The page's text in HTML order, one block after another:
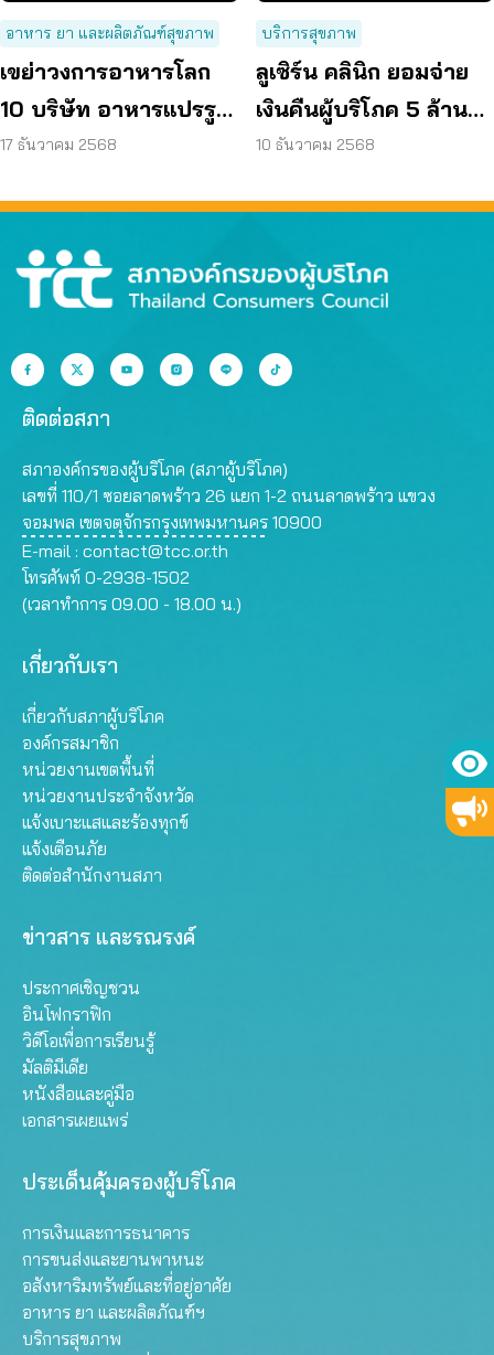
อาหาร ยา และผลิตภัณฑ์สุขภาพ
เขย่าวงการอาหารโลก
10 บริษัท อาหารแปรรูป
ขั้นสูง โดนฟ้องฐานสร้าง
17 ธันวาคม 2568
บริการสุขภาพ
ลูเซิร์น คลินิก ยอมจ่าย
เงินคืนผู้บริโภค 5 ล้าน
บาท
10 ธันวาคม 2568
ติดต่อสภา
สภาองค์กรของผู้บริโภค (สภาผู้บริโภค)
เลขที่ 110/1 ซอยลาดพร้าว 26 แยก 1-2 ถนนลาดพร้าว แขวง
จอมพล เขตจตุจักรกรุงเทพมหานคร 10900
E-mail : contact@tcc.or.th
โทรศัพท์ 0-2938-1502
(เวลาทำการ 09.00 - 18.00 น.)
เกี่ยวกับเรา
เกี่ยวกับสภาผู้บริโภค
องค์กรสมาชิก
หน่วยงานเขตพื้นที่
หน่วยงานประจำจังหวัด
แจ้งเบาะแสและร้องทุกข์
แจ้งเตือนภัย
ติดต่อสำนักงานสภา
ข่าวสาร และรณรงค์
ประกาศเชิญชวน
อินโฟกราฟิก
วิดีโอเพื่อการเรียนรู้
มัลติมีเดีย
หนังสือและคู่มือ
เอกสารเผยแพร่
ประเด็นคุ้มครองผู้บริโภค
การเงินและการธนาคาร
การขนส่งและยานพาหนะ
อสังหาริมทรัพย์และที่อยู่อาศัย
อาหาร ยา และผลิตภัณฑ์ฯ
บริการสุขภาพ